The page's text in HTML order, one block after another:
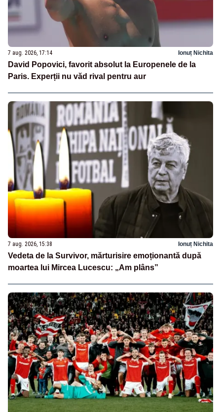
7 aug. 2026, 17:14 Ionuț Nichita
David Popovici, favorit absolut la Europenele de la
Paris. Experții nu văd rival pentru aur
7 aug. 2026, 15:38 Ionuț Nichita
Vedeta de la Survivor, mărturisire emoționantă după
moartea lui Mircea Lucescu: „Am plâns”